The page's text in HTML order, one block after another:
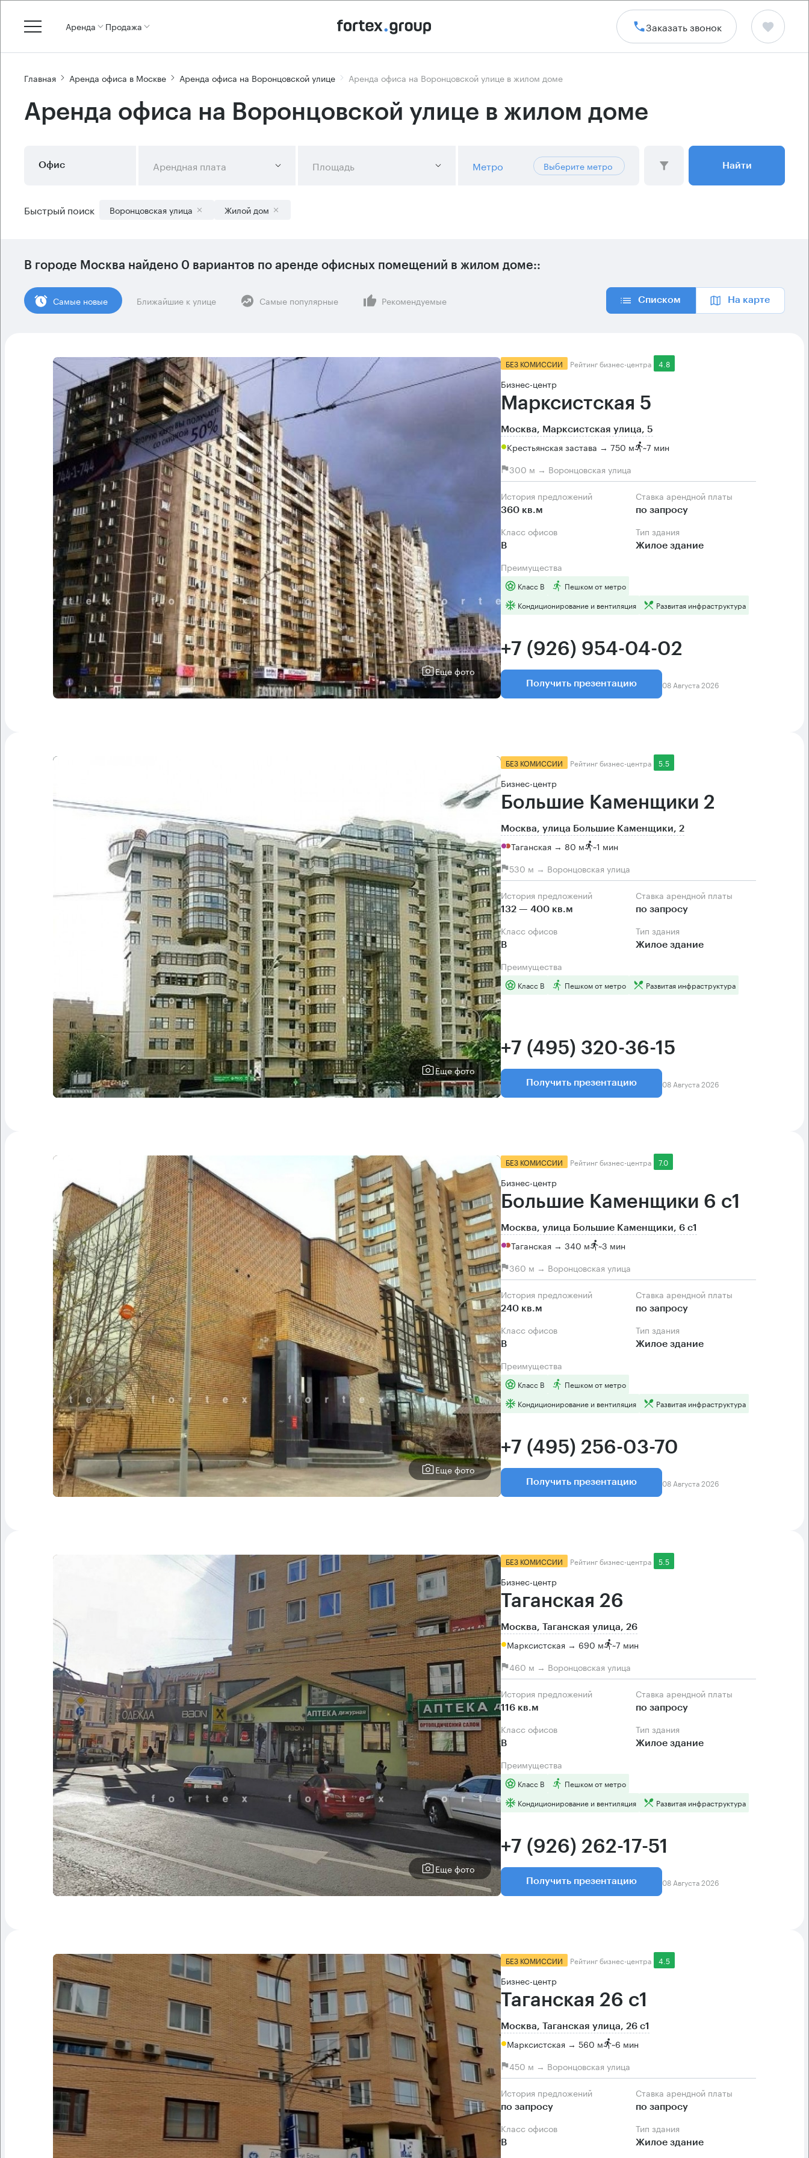
Аренда Продажа Заказать звонок
Главная Аренда офиса в Москве Аренда офиса на Воронцовской улице Аренда офиса на Воронцовской улице в жилом доме
Аренда офиса на Воронцовской улице в жилом доме
Офис Арендная плата Площадь Метро Выберите метро Найти
Быстрый поиск Воронцовская улица Жилой дом
В городе Москва найдено 0 вариантов по аренде офисных помещений в жилом доме::
Cамые новые Ближайшие к улице Самые популярные Рекомендуемые Списком На карте
Еще фото
БЕЗ КОМИССИИ Рейтинг бизнес-центра 4.8
Бизнес-центр
Марксистская 5
Москва, Марксистская улица, 5
Крестьянская застава → 750 м ~7 мин
300 м → Воронцовская улица
История предложений
360 кв.м
Ставка арендной платы
по запросу
Класс офисов
B
Тип здания
Жилое здание
Преимущества
Класс B
Пешком от метро
Кондиционирование и вентиляция
Развитая инфраструктура
+7 (926) 954-04-02
Получить презентацию 08 Августа 2026
Еще фото
БЕЗ КОМИССИИ Рейтинг бизнес-центра 5.5
Бизнес-центр
Большие Каменщики 2
Москва, улица Большие Каменщики, 2
Таганская → 80 м ~1 мин
530 м → Воронцовская улица
История предложений
132 — 400 кв.м
Ставка арендной платы
по запросу
Класс офисов
B
Тип здания
Жилое здание
Преимущества
Класс B Пешком от метро Развитая инфраструктура
+7 (495) 320-36-15
Получить презентацию 08 Августа 2026
Еще фото
БЕЗ КОМИССИИ Рейтинг бизнес-центра 7.0
Бизнес-центр
Большие Каменщики 6 с1
Москва, улица Большие Каменщики, 6 с1
Таганская → 340 м ~3 мин
360 м → Воронцовская улица
История предложений
240 кв.м
Ставка арендной платы
по запросу
Класс офисов
B
Тип здания
Жилое здание
Преимущества
Класс B
Пешком от метро
Кондиционирование и вентиляция
Развитая инфраструктура
+7 (495) 256-03-70
Получить презентацию 08 Августа 2026
Еще фото
БЕЗ КОМИССИИ Рейтинг бизнес-центра 5.5
Бизнес-центр
Таганская 26
Москва, Таганская улица, 26
Марксистская → 690 м ~7 мин
460 м → Воронцовская улица
История предложений
116 кв.м
Ставка арендной платы
по запросу
Класс офисов
B
Тип здания
Жилое здание
Преимущества
Класс B
Пешком от метро
Кондиционирование и вентиляция
Развитая инфраструктура
+7 (926) 262-17-51
Получить презентацию 08 Августа 2026
БЕЗ КОМИССИИ Рейтинг бизнес-центра 4.5
Бизнес-центр
Таганская 26 с1
Москва, Таганская улица, 26 с1
Марксистская → 560 м ~6 мин
450 м → Воронцовская улица
История предложений
по запросу
Ставка арендной платы
по запросу
Класс офисов
B
Тип здания
Жилое здание